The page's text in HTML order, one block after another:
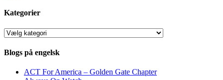
Kategorier
Kategorier
Blogs på engelsk
ACT For America – Golden Gate Chapter